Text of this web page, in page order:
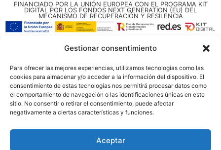
Gestionar consentimiento
Para ofrecer las mejores experiencias, utilizamos tecnologías como las
cookies para almacenar y/o acceder a la información del dispositivo. El
consentimiento de estas tecnologías nos permitirá procesar datos como
el comportamiento de navegación o las identificaciones únicas en este
sitio. No consentir o retirar el consentimiento, puede afectar
negativamente a ciertas características y funciones.
Aceptar
FINANCIADO POR LA UNIÓN EUROPEA CON EL PROGRAMA KIT
DIGITAL POR LOS FONDOS NEXT GENERATION (EU) DEL
MECANISMO DE RECUPERACIÓN Y RESILENCIA